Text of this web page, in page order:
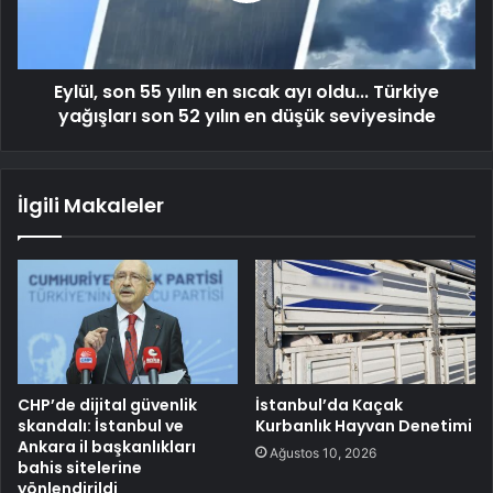
Eylül, son 55 yılın en sıcak ayı oldu... Türkiye
yağışları son 52 yılın en düşük seviyesinde
İlgili Makaleler
CHP’de dijital güvenlik
skandalı: İstanbul ve
Ankara il başkanlıkları
bahis sitelerine
yönlendirildi
İstanbul’da Kaçak
Kurbanlık Hayvan Denetimi
Ağustos 10, 2026